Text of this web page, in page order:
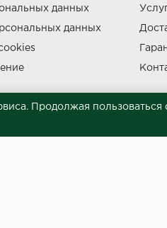
данных
данных
Продолжая